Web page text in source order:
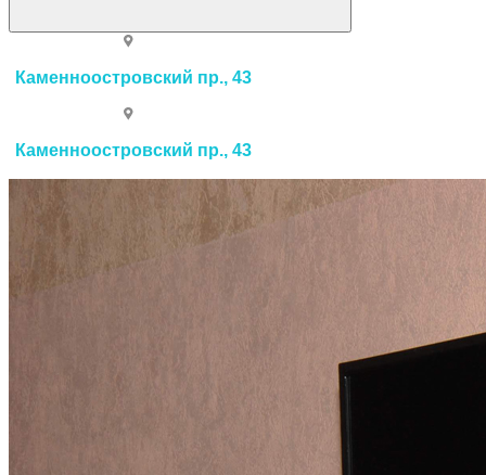
Каменноостровский пр., 43
Каменноостровский пр., 43